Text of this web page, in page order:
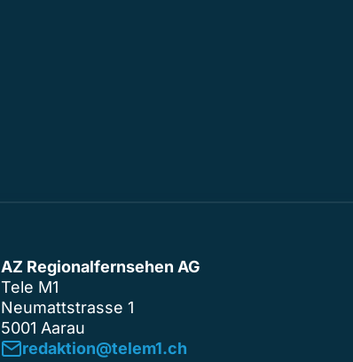
AZ Regionalfernsehen AG
Tele M1
Neumattstrasse 1
5001 Aarau
redaktion@telem1.ch